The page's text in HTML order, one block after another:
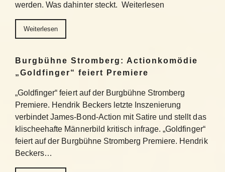
werden. Was dahinter steckt. Weiterlesen
Weiterlesen
Burgbühne Stromberg: Actionkomödie
„Goldfinger“ feiert Premiere
„Goldfinger“ feiert auf der Burgbühne Stromberg
Premiere. Hendrik Beckers letzte Inszenierung
verbindet James-Bond-Action mit Satire und stellt das
klischeehafte Männerbild kritisch infrage. „Goldfinger“
feiert auf der Burgbühne Stromberg Premiere. Hendrik
Beckers…